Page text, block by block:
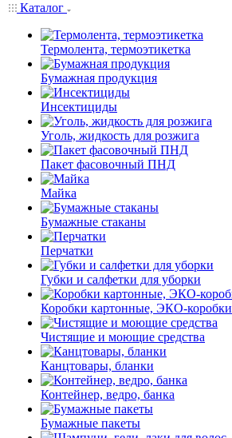
Каталог
Термолента, термоэтикетка
Бумажная продукция
Инсектициды
Уголь, жидкость для розжига
Пакет фасовочный ПНД
Майка
Бумажные стаканы
Перчатки
Губки и салфетки для уборки
Коробки картонные, ЭКО-коробки
Чистящие и моющие средства
Канцтовары, бланки
Контейнер, ведро, банка
Бумажные пакеты